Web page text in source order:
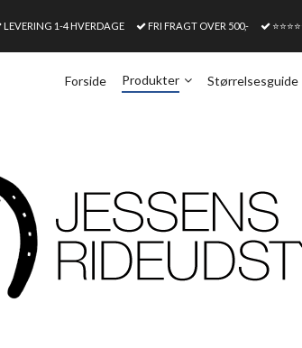
LEVERING 1-4 HVERDAGE FRI FRAGT OVER 500,-
Forside Produkter Størrelsesguide